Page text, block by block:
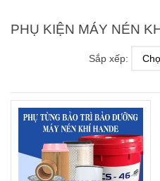
PHỤ KIỆN MÁY NÉN
Sắp xếp: